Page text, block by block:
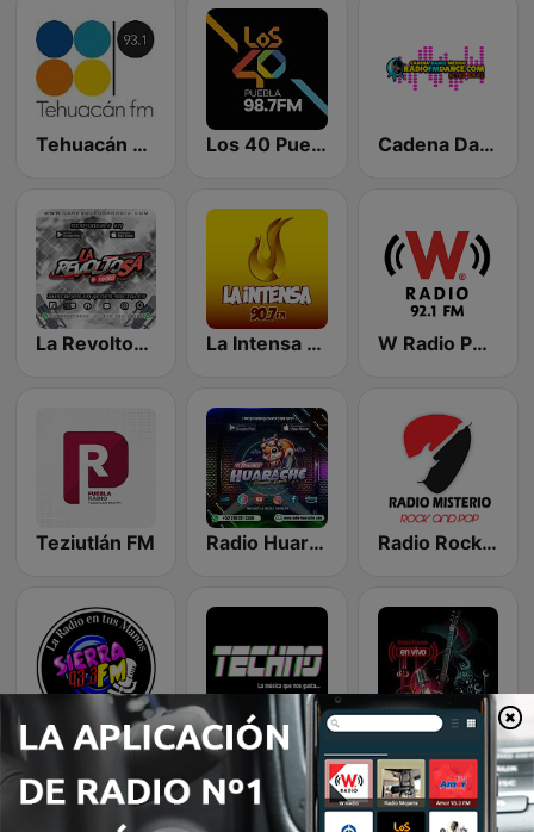
Tehuacán FM Los 40 Puebla Cadena Dance México
La Revoltosa Radio La Intensa FM 90.7 W Radio Puebla
Teziutlán FM Radio Huarache Radio Rock and Pop México
Sierra 93.3 FM Radio Techno México